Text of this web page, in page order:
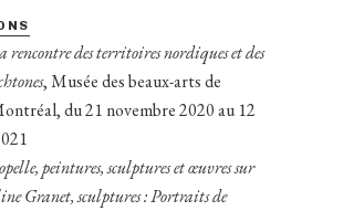
des territoires nordiques et des
, Musée des beaux-arts de
du 21 novembre 2020 au 12
peintures, sculptures et œuvres sur
Granet, sculptures : Portraits de